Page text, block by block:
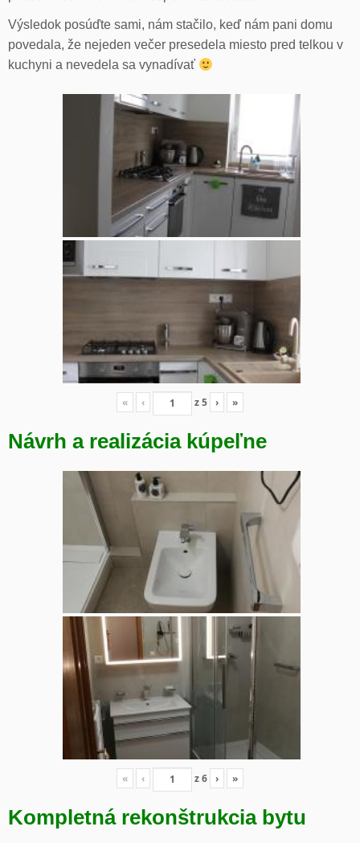
Výsledok posúďte sami, nám stačilo, keď nám pani domu
povedala, že nejeden večer presedela miesto pred telkou v
kuchyni a nevedela sa vynadívať
« ‹ z5 › »
Návrh a realizácia kúpeľne
« ‹ z6 › »
Kompletná rekonštrukcia bytu